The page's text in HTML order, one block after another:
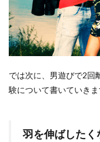
では次に、男遊びで2回
験について書いていきま
羽を伸ばした